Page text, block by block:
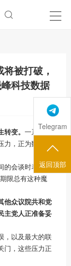
被打破，
科技数据
变。 一系列迫
，正为数周来
会谈时表
限总有这种魔
他众议院共和党
主党人正准备妥
，以及最大的联
门，这些压力正
Telegram
返回顶部